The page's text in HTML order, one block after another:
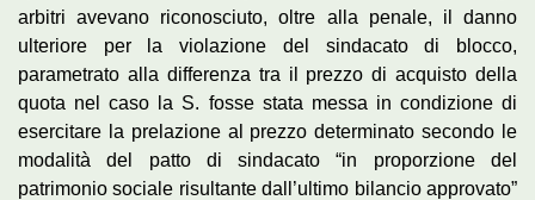
arbitri avevano riconosciuto, oltre alla penale, il danno
ulteriore per la violazione del sindacato di blocco,
parametrato alla differenza tra il prezzo di acquisto della
quota nel caso la S. fosse stata messa in condizione di
esercitare la prelazione al prezzo determinato secondo le
modalità del patto di sindacato “in proporzione del
patrimonio sociale risultante dall’ultimo bilancio approvato”